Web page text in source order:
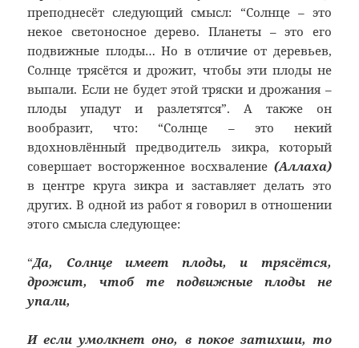
преподнесёт следующий смысл: “Солнце – это
некое светоносное дерево. Планеты – это его
подвижные плоды… Но в отличие от деревьев,
Солнце трясётся и дрожит, чтобы эти плоды не
выпали. Если не будет этой тряски и дрожания –
плоды упадут и разлетятся”. А также он
вообразит, что: “Солнце – это некий
вдохновлённый предводитель зикра, который
совершает восторженное восхваление (Аллаха)
в центре круга зикра и заставляет делать это
других. В одной из работ я говорил в отношении
этого смысла следующее:
“Да, Солнце имеет плоды, и трясётся,
дрожит, чтоб те подвижные плоды не
упали,
И если умолкнет оно, в покое затихши, то